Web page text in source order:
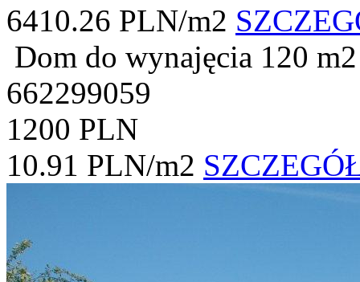
6410.26 PLN/m2
Dom do wynajęcia 120 m2
662299059
1200 PLN
10.91 PLN/m2